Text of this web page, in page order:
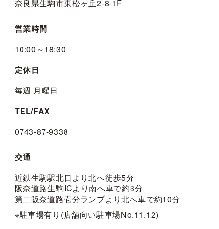
奈良県生駒市東松ヶ丘2-8-1F
営業時間
10:00～18:30
定休日
毎週 月曜日
TEL/FAX
0743-87-9338
交通
近鉄生駒駅北口より北へ徒歩5分
阪奈道路生駒ICより南へ車で約3分
第二阪奈道路壱分ランプより北へ車で約10分
※駐車場有り(店舗向い駐車場No.11.12)